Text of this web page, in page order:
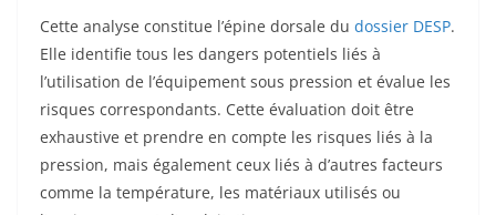
Cette analyse constitue l’épine dorsale du dossier DESP.
Elle identifie tous les dangers potentiels liés à
l’utilisation de l’équipement sous pression et évalue les
risques correspondants. Cette évaluation doit être
exhaustive et prendre en compte les risques liés à la
pression, mais également ceux liés à d’autres facteurs
comme la température, les matériaux utilisés ou